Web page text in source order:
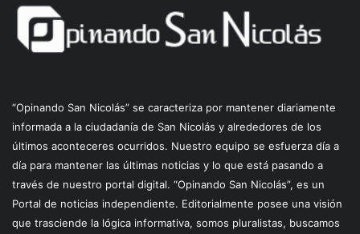
“Opinando San Nicolás” se caracteriza por mantener diariamente
informada a la ciudadanía de San Nicolás y alrededores de los
últimos aconteceres ocurridos. Nuestro equipo se esfuerza día a
día para mantener las últimas noticias y lo que está pasando a
través de nuestro portal digital. “Opinando San Nicolás”, es un
Portal de noticias independiente. Editorialmente posee una visión
que trasciende la lógica informativa, somos pluralistas, buscamos